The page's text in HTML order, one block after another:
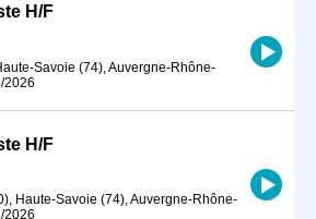
H/F
Savoie (74), Auvergne-Rhône-
2026
H/F
Haute-Savoie (74), Auvergne-Rhône-
2026